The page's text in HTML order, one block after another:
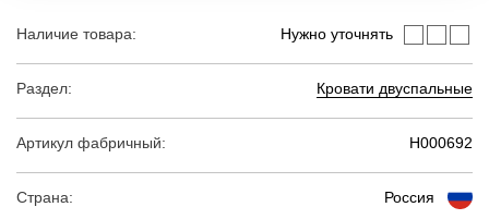
Наличие товара: Нужно уточнять
Раздел: Кровати двуспальные
Артикул фабричный: Н000692
Страна: Россия